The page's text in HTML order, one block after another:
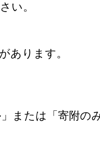
い。
あります。
または「寄附の